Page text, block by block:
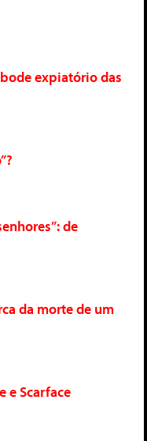
expiatório das
de
da morte de um
e Scarface